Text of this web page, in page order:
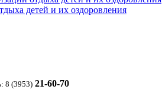
детей и их оздоровления
8 (3953) 21-60-70